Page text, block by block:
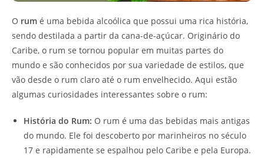
O rum é uma bebida alcoólica que possui uma rica história,
sendo destilada a partir da cana-de-açúcar. Originário do
Caribe, o rum se tornou popular em muitas partes do
mundo e são conhecidos por sua variedade de estilos, que
vão desde o rum claro até o rum envelhecido. Aqui estão
algumas curiosidades interessantes sobre o rum:
História do Rum: O rum é uma das bebidas mais antigas
do mundo. Ele foi descoberto por marinheiros no século
17 e rapidamente se espalhou pelo Caribe e pela Europa.